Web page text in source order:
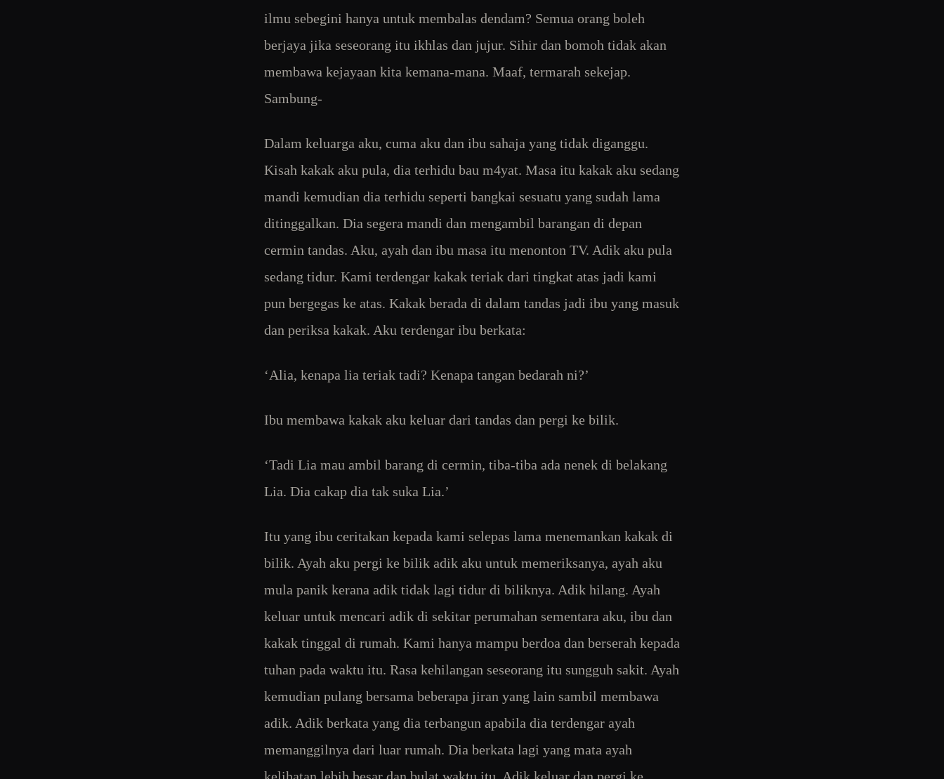
ilmu sebegini hanya untuk membalas dendam? Semua orang boleh
berjaya jika seseorang itu ikhlas dan jujur. Sihir dan bomoh tidak akan
membawa kejayaan kita kemana-mana. Maaf, termarah sekejap.
Sambung-
Dalam keluarga aku, cuma aku dan ibu sahaja yang tidak diganggu.
Kisah kakak aku pula, dia terhidu bau m4yat. Masa itu kakak aku sedang
mandi kemudian dia terhidu seperti bangkai sesuatu yang sudah lama
ditinggalkan. Dia segera mandi dan mengambil barangan di depan
cermin tandas. Aku, ayah dan ibu masa itu menonton TV. Adik aku pula
sedang tidur. Kami terdengar kakak teriak dari tingkat atas jadi kami
pun bergegas ke atas. Kakak berada di dalam tandas jadi ibu yang masuk
dan periksa kakak. Aku terdengar ibu berkata:
‘Alia, kenapa lia teriak tadi? Kenapa tangan bedarah ni?’
Ibu membawa kakak aku keluar dari tandas dan pergi ke bilik.
‘Tadi Lia mau ambil barang di cermin, tiba-tiba ada nenek di belakang
Lia. Dia cakap dia tak suka Lia.’
Itu yang ibu ceritakan kepada kami selepas lama menemankan kakak di
bilik. Ayah aku pergi ke bilik adik aku untuk memeriksanya, ayah aku
mula panik kerana adik tidak lagi tidur di biliknya. Adik hilang. Ayah
keluar untuk mencari adik di sekitar perumahan sementara aku, ibu dan
kakak tinggal di rumah. Kami hanya mampu berdoa dan berserah kepada
tuhan pada waktu itu. Rasa kehilangan seseorang itu sungguh sakit. Ayah
kemudian pulang bersama beberapa jiran yang lain sambil membawa
adik. Adik berkata yang dia terbangun apabila dia terdengar ayah
memanggilnya dari luar rumah. Dia berkata lagi yang mata ayah